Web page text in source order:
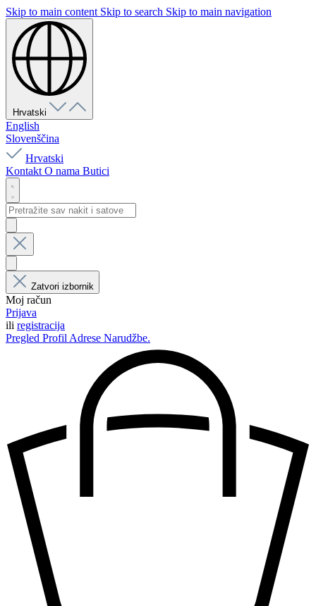
Skip to main content Skip to search Skip to main navigation
Hrvatski
English
Slovenščina
Hrvatski
Kontakt O nama Butici
Zatvori izbornik
Moj račun
Prijava
ili registracija
Pregled Profil Adrese Narudžbe.